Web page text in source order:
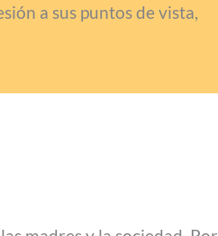
a sus puntos de vista,